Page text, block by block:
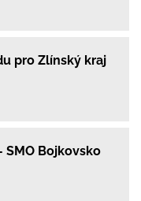
pro Zlínský kraj
Bojkovsko